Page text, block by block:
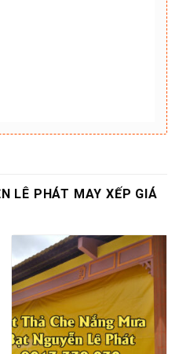
LÊ PHÁT MAY XẾP GIÁ